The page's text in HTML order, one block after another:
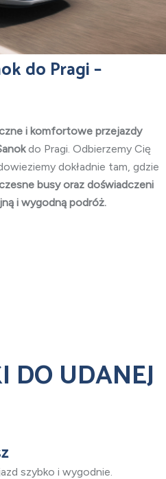
do Pragi –
i komfortowe przejazdy
do Pragi. Odbierzemy Cię
dokładnie tam, gdzie
busy oraz doświadczeni
i wygodną podróż.
DO UDANEJ
szybko i wygodnie.